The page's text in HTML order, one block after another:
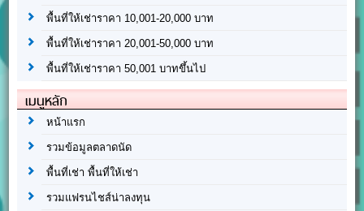
พื้นที่ให้เช่าราคา 10,001-20,000 บาท
พื้นที่ให้เช่าราคา 20,001-50,000 บาท
พื้นที่ให้เช่าราคา 50,001 บาทขึ้นไป
เมนูหลัก
หน้าแรก
รวมข้อมูลตลาดนัด
พื้นที่เช่า พื้นที่ให้เช่า
รวมแฟรนไชส์น่าลงทุน